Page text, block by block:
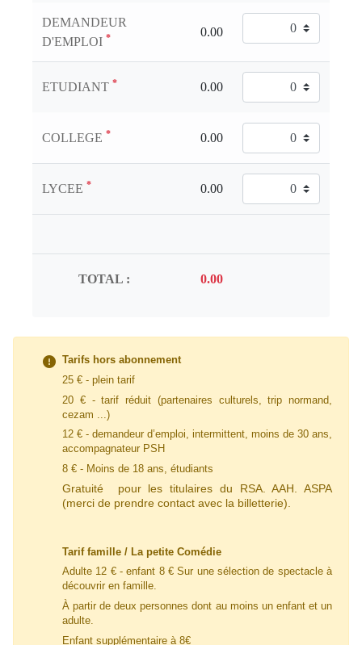
DEMANDEUR
D'EMPLOI *
ETUDIANT *
COLLEGE *
LYCEE *
TOTAL :
Tarifs hors abonnement
25 € - plein tarif
20 € - tarif réduit (partenaires culturels, trip normand,
cezam ...)
12 € - demandeur d’emploi, intermittent, moins de 30 ans,
accompagnateur PSH
8 € - Moins de 18 ans, étudiants
Gratuité pour les titulaires du RSA. AAH. ASPA
(merci de prendre contact avec la billetterie).
Tarif famille / La petite Comédie
Adulte 12 € - enfant 8 € Sur une sélection de spectacle à
découvrir en famille.
À partir de deux personnes dont au moins un enfant et un
adulte.
Enfant supplémentaire à 8€